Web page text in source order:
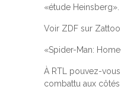
«étude Heinsberg».
Voir ZDF sur
«Spider-Man:
À RTL pouvez-
combattu aux